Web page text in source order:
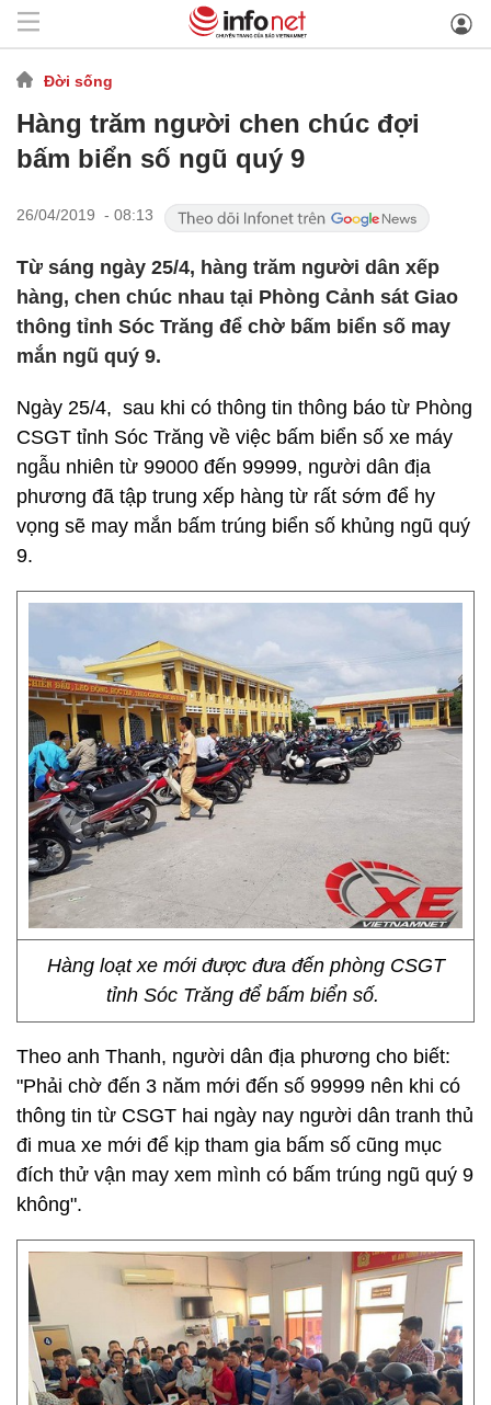
Đời sống
Hàng trăm người chen chúc đợi
bấm biển số ngũ quý 9
26/04/2019 - 08:13
Từ sáng ngày 25/4, hàng trăm người dân xếp
hàng, chen chúc nhau tại Phòng Cảnh sát Giao
thông tỉnh Sóc Trăng để chờ bấm biển số may
mắn ngũ quý 9.
Ngày 25/4, sau khi có thông tin thông báo từ Phòng
CSGT tỉnh Sóc Trăng về việc bấm biển số xe máy
ngẫu nhiên từ 99000 đến 99999, người dân địa
phương đã tập trung xếp hàng từ rất sớm để hy
vọng sẽ may mắn bấm trúng biển số khủng ngũ quý
9.
Hàng loạt xe mới được đưa đến phòng CSGT
tỉnh Sóc Trăng để bấm biển số.
Theo anh Thanh, người dân địa phương cho biết:
"Phải chờ đến 3 năm mới đến số 99999 nên khi có
thông tin từ CSGT hai ngày nay người dân tranh thủ
đi mua xe mới để kịp tham gia bấm số cũng mục
đích thử vận may xem mình có bấm trúng ngũ quý 9
không".